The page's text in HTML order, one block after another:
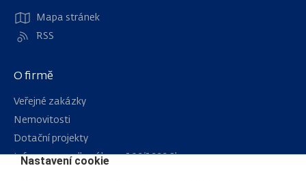
Mapa stránek
RSS
O firmě
Veřejné zakázky
Nemovitosti
Dotační projekty
Informace podle zákona 106/1999 Sb.
Nastavení cookie